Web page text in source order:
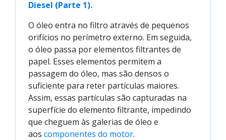
Diesel (Parte 1).
O óleo entra no filtro através de pequenos
orifícios no perímetro externo. Em seguida,
o óleo passa por elementos filtrantes de
papel. Esses elementos permitem a
passagem do óleo, mas são densos o
suficiente para reter partículas maiores.
Assim, essas partículas são capturadas na
superfície do elemento filtrante, impedindo
que cheguem às galerias de óleo e
aos componentes do motor.